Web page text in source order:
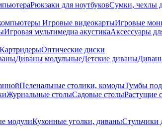
Рюкзаки для ноутбуковСумки, чехлы
Игровые видеокартыИгровые
Игровая мультимедиа акустикаАксессуары
КартридерыОптические диски
Диваны модульныеДетские диваны
Пеленальные столики, комодыТумбы
Журнальные столыСадовые столыРастущие
модулиКухонные уголки, диваныСтульчики